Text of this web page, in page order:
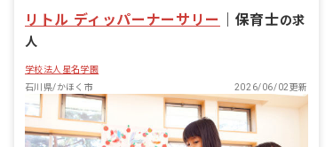
リトル ディッパーナーサリー 保育士の求
人
学校法人星名学園
石川県/かほく市
2026/06/02更新